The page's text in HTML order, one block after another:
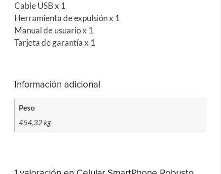
Cable USB x 1
Herramienta de expulsión x 1
Manual de usuario x 1
Tarjeta de garantía x 1
Información adicional
Peso
454,32 kg